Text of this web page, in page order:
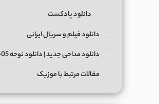
دانلود پادکست
دانلود فیلم و سریال ایرانی
دانلود مداحی جدید | دانلود نوحه 1405
مقالات مرتبط با موزیک